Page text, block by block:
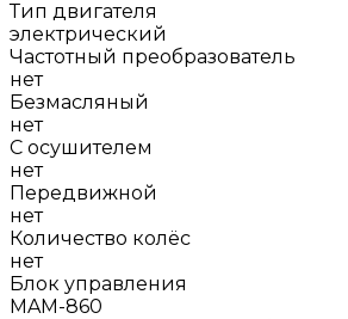
Тип двигателя
электрический
Частотный преобразователь
нет
Безмасляный
нет
С осушителем
нет
Передвижной
нет
Количество колёс
нет
Блок управления
MAM-860